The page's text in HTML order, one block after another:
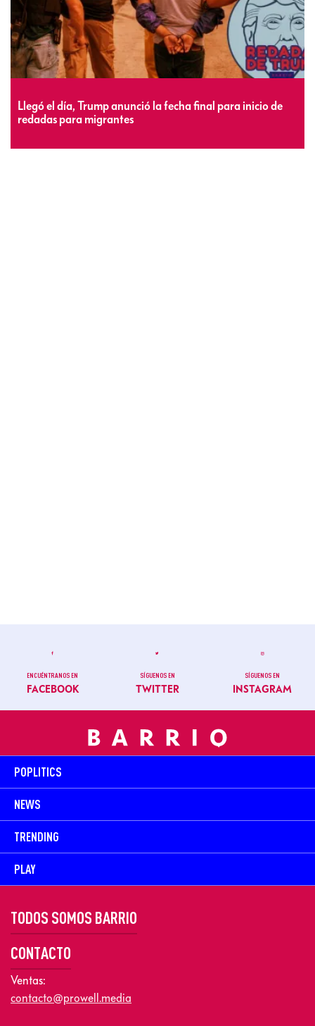
Llegó el día, Trump anunció la fecha final para inicio de
redadas para migrantes
ENCUÉNTRANOS EN
FACEBOOK
SÍGUENOS EN
TWITTER
SÍGUENOS EN
INSTAGRAM
POPLITICS
NEWS
TRENDING
PLAY
TODOS SOMOS BARRIO
CONTACTO
Ventas:
contacto@prowell.media